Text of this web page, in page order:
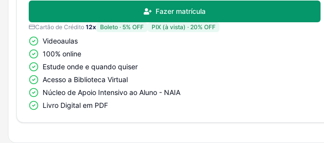
Boleto parcelado
*Preços válidos somente para compras via
Fazer matrícula
Cartão de Crédito 12x Boleto · 5% OFF PIX (à vista) · 20% OFF
Videoaulas
100% online
Estude onde e quando quiser
Acesso a Biblioteca Virtual
Núcleo de Apoio Intensivo ao Aluno - NAIA
Livro Digital em PDF